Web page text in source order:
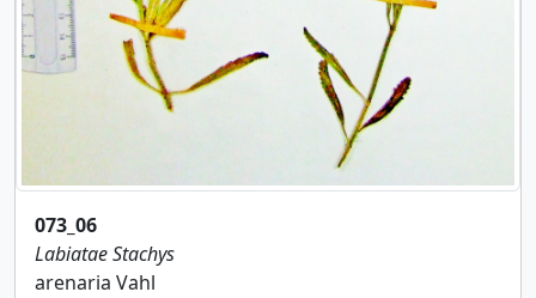
073_06
LabiataeStachys
arenaria Vahl